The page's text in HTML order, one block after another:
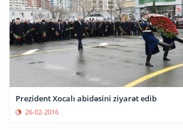
Prezident Xocalı abidəsini ziyarət edib
26-02-2016